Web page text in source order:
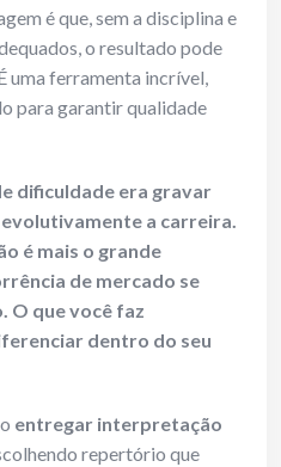
é que, sem a disciplina e
o resultado pode
uma ferramenta incrível,
para garantir qualidade
dificuldade era gravar
a carreira.
é mais o grande
de mercado se
O que você faz
dentro do seu
entregar interpretação
repertório que